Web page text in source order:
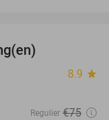
8.9 star
Regulier €75